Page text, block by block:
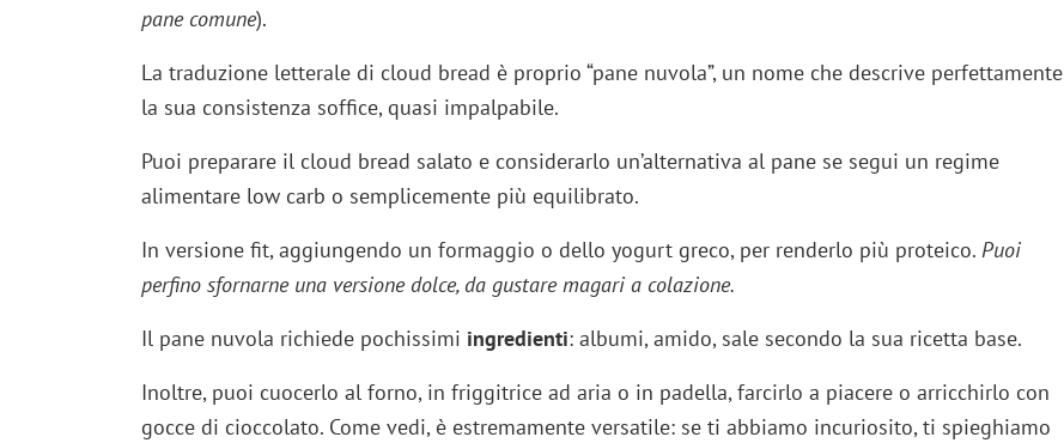
pane comune).
La traduzione letterale di cloud bread è proprio “pane nuvola”, un nome che descrive perfettamente
la sua consistenza soffice, quasi impalpabile.
Puoi preparare il cloud bread salato e considerarlo un’alternativa al pane se segui un regime
alimentare low carb o semplicemente più equilibrato.
In versione fit, aggiungendo un formaggio o dello yogurt greco, per renderlo più proteico. Puoi
perfino sfornarne una versione dolce, da gustare magari a colazione.
Il pane nuvola richiede pochissimi ingredienti: albumi, amido, sale secondo la sua ricetta base.
Inoltre, puoi cuocerlo al forno, in friggitrice ad aria o in padella, farcirlo a piacere o arricchirlo con
gocce di cioccolato. Come vedi, è estremamente versatile: se ti abbiamo incuriosito, ti spieghiamo